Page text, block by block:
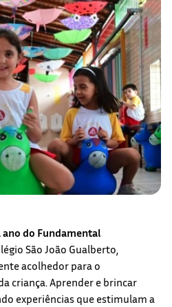
ano do Fundamental
São João Gualberto,
acolhedor para o
criança. Aprender e brincar
experiências que estimulam a